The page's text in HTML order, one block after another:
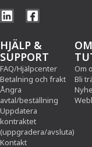
HJÄLP &
SUPPORT
FAQ/Hjälpcenter
Betalning och frakt
Ångra
avtal/beställning
Uppdatera
kontraktet
(uppgradera/avsluta)
Kontakt
OM
Om
Bli